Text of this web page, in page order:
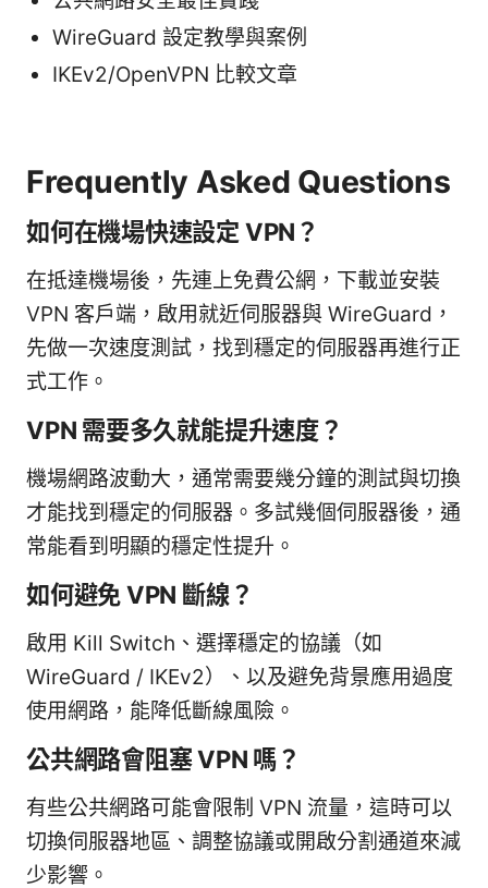
WireGuard 設定教學與案例
IKEv2/OpenVPN 比較文章
Frequently Asked Questions
如何在機場快速設定 VPN？
在抵達機場後，先連上免費公網，下載並安裝
VPN 客戶端，啟用就近伺服器與 WireGuard，
先做一次速度測試，找到穩定的伺服器再進行正
式工作。
VPN 需要多久就能提升速度？
機場網路波動大，通常需要幾分鐘的測試與切換
才能找到穩定的伺服器。多試幾個伺服器後，通
常能看到明顯的穩定性提升。
如何避免 VPN 斷線？
啟用 Kill Switch、選擇穩定的協議（如
WireGuard / IKEv2）、以及避免背景應用過度
使用網路，能降低斷線風險。
公共網路會阻塞 VPN 嗎？
有些公共網路可能會限制 VPN 流量，這時可以
切換伺服器地區、調整協議或開啟分割通道來減
少影響。